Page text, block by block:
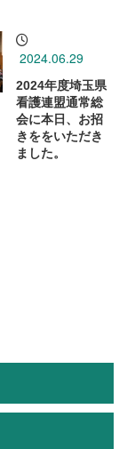
2024.06.29
2024年度埼玉県
看護連盟通常総
会に本日、お招
きををいただき
ました。